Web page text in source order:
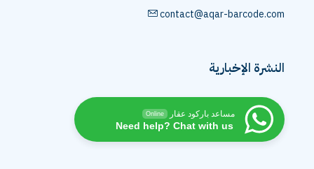
contact@aqar-barcode.com
النشرة الإخبارية
مساعد باركود عقار Online
Need help? Chat with us